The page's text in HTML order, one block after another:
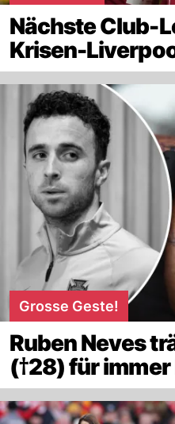
Nächste Club-
Krisen-
Grosse Geste!
Ruben Neves
(†28) für